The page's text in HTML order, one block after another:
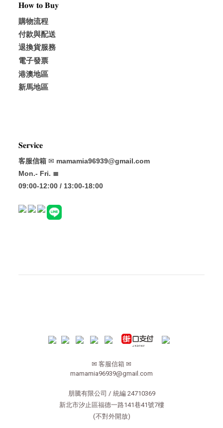
𝐇𝐨𝐰 𝐭𝐨 𝐁𝐮𝐲
購物流程
付款與配送
退換貨服務
電子發票
港澳地區
新馬地區
𝐒𝐞𝐫𝐯𝐢𝐜𝐞
客服信箱 ✉ mamamia96939@gmail.com
Mon.- Fri. ≣
09:00-12:00 / 13:00-18:00
✉ 客服信箱 ✉
mamamia96939@gmail.com
朋騰有限公司 / 統編 24710369
新北市汐止區福德一路141巷41號7樓
(不對外開放)